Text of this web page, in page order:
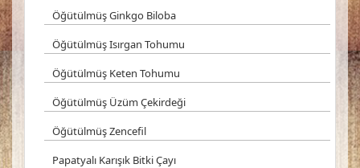
Öğütülmüş Ginkgo Biloba
Öğütülmüş Isırgan Tohumu
Öğütülmüş Keten Tohumu
Öğütülmüş Üzüm Çekirdeği
Öğütülmüş Zencefil
Papatyalı Karışık Bitki Çayı